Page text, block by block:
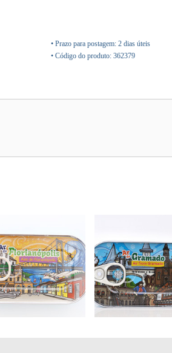
• Prazo para postagem: 2 dias úteis
• Código do produto: 362379